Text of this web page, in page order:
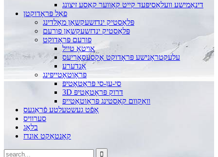
דינאַמישע וועלאָסיפּעד קייט קאָווער קאַסע זיצונג
פאַל פּראָדוקטן
פּלאַסטיק ינדזשעקשאַן מאָלדינג
פּלאַסטיק ינדזשעקשאַן פורעם
פורעם פּראָדוקט
אויטאָ טייל
עלעקטראָנישע פּראָדוקט אַקסעסאָריעס
אַנדערע
פּראָוטאָטייפּינג
סי-ען-סי פּראָטאָטיפּ
3D דרוק פּראָטאָטיפּ
וואַקוום קאַסטינג פּראָוטאַטייפּ
אָפֿט געשטעלטע פֿראַגעס
סערוויס
בלאָג
קאָנטאַקט אונדז